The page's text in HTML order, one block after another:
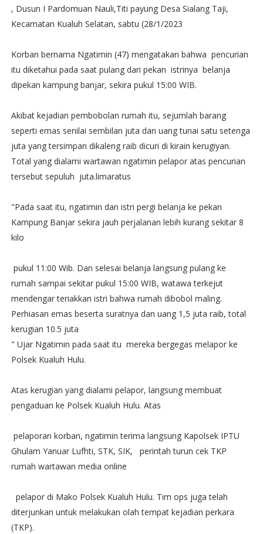
, Dusun I Pardomuan Nauli,Titi payung Desa Sialang Taji,
Kecamatan Kualuh Selatan, sabtu (28/1/2023
Korban bernama Ngatimin (47) mengatakan bahwa pencurian
itu diketahui pada saat pulang dari pekan istrinya belanja
dipekan kampung banjar, sekira pukul 15:00 WIB.
Akibat kejadian pembobolan rumah itu, sejumlah barang
seperti emas senilai sembilan juta dan uang tunai satu setenga
juta yang tersimpan dikaleng raib dicuri di kirain kerugiyan.
Total yang dialami wartawan ngatimin pelapor atas pencurian
tersebut sepuluh juta.limaratus
"Pada saat itu, ngatimin dan istri pergi belanja ke pekan
Kampung Banjar sekira jauh perjalanan lebih kurang sekitar 8
kilo
pukul 11:00 Wib. Dan selesai belanja langsung pulang ke
rumah sampai sekitar pukul 15:00 WIB, watawa terkejut
mendengar teriakkan istri bahwa rumah dibobol maling.
Perhiasan emas beserta suratnya dan uang 1,5 juta raib, total
kerugian 10.5 juta
" Ujar Ngatimin pada saat itu mereka bergegas melapor ke
Polsek Kualuh Hulu.
Atas kerugian yang dialami pelapor, langsung membuat
pengaduan ke Polsek Kualuh Hulu. Atas
pelaporan korban, ngatimin terima langsung Kapolsek IPTU
Ghulam Yanuar Lufhti, STK, SIK, perintah turun cek TKP
rumah wartawan media online
pelapor di Mako Polsek Kualuh Hulu. Tim ops juga telah
diterjunkan untuk melakukan olah tempat kejadian perkara
(TKP).